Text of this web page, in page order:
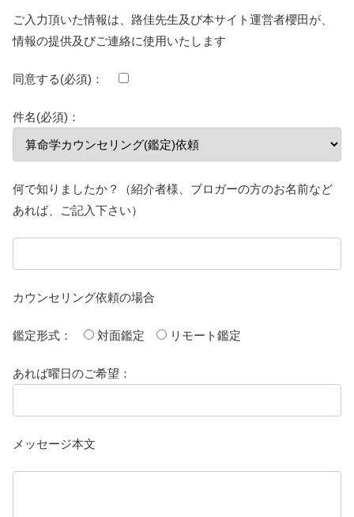
ご入力頂いた情報は、路佳先生及び本サイト運営者櫻田が、
情報の提供及びご連絡に使用いたします
同意する(必須)：
件名(必須)：
何で知りましたか？（紹介者様、ブロガーの方のお名前など
あれば、ご記入下さい）
カウンセリング依頼の場合
鑑定形式： 対面鑑定 リモート鑑定
あれば曜日のご希望：
メッセージ本文